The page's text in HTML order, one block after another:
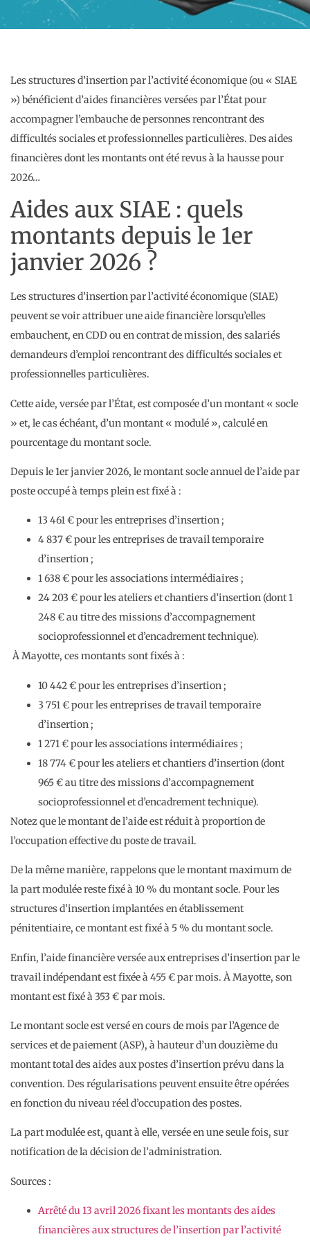
Les structures d’insertion par l’activité économique (ou « SIAE
») bénéficient d’aides financières versées par l’État pour
accompagner l’embauche de personnes rencontrant des
difficultés sociales et professionnelles particulières. Des aides
financières dont les montants ont été revus à la hausse pour
2026…
Aides aux SIAE : quels
montants depuis le 1er
janvier 2026 ?
Les structures d’insertion par l’activité économique (SIAE)
peuvent se voir attribuer une aide financière lorsqu’elles
embauchent, en CDD ou en contrat de mission, des salariés
demandeurs d’emploi rencontrant des difficultés sociales et
professionnelles particulières.
Cette aide, versée par l’État, est composée d’un montant « socle
» et, le cas échéant, d’un montant « modulé », calculé en
pourcentage du montant socle.
Depuis le 1er janvier 2026, le montant socle annuel de l’aide par
poste occupé à temps plein est fixé à :
13 461 € pour les entreprises d’insertion ;
4 837 € pour les entreprises de travail temporaire
d’insertion ;
1 638 € pour les associations intermédiaires ;
24 203 € pour les ateliers et chantiers d’insertion (dont 1
248 € au titre des missions d’accompagnement
socioprofessionnel et d’encadrement technique).
À Mayotte, ces montants sont fixés à :
10 442 € pour les entreprises d’insertion ;
3 751 € pour les entreprises de travail temporaire
d’insertion ;
1 271 € pour les associations intermédiaires ;
18 774 € pour les ateliers et chantiers d’insertion (dont
965 € au titre des missions d’accompagnement
socioprofessionnel et d’encadrement technique).
Notez que le montant de l’aide est réduit à proportion de
l’occupation effective du poste de travail.
De la même manière, rappelons que le montant maximum de
la part modulée reste fixé à 10 % du montant socle. Pour les
structures d’insertion implantées en établissement
pénitentiaire, ce montant est fixé à 5 % du montant socle.
Enfin, l’aide financière versée aux entreprises d’insertion par le
travail indépendant est fixée à 455 € par mois. À Mayotte, son
montant est fixé à 353 € par mois.
Le montant socle est versé en cours de mois par l’Agence de
services et de paiement (ASP), à hauteur d’un douzième du
montant total des aides aux postes d’insertion prévu dans la
convention. Des régularisations peuvent ensuite être opérées
en fonction du niveau réel d’occupation des postes.
La part modulée est, quant à elle, versée en une seule fois, sur
notification de la décision de l’administration.
Sources :
Arrêté du 13 avril 2026 fixant les montants des aides
financières aux structures de l’insertion par l’activité